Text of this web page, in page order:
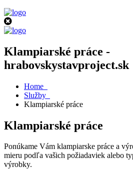
Klampiarské práce -
hrabovskystavproject.sk
Home
Služby
Klampiarské práce
Klampiarské práce
Ponúkame Vám klampiarske práce a
mieru podľa vašich požiadaviek alebo
výrobky.